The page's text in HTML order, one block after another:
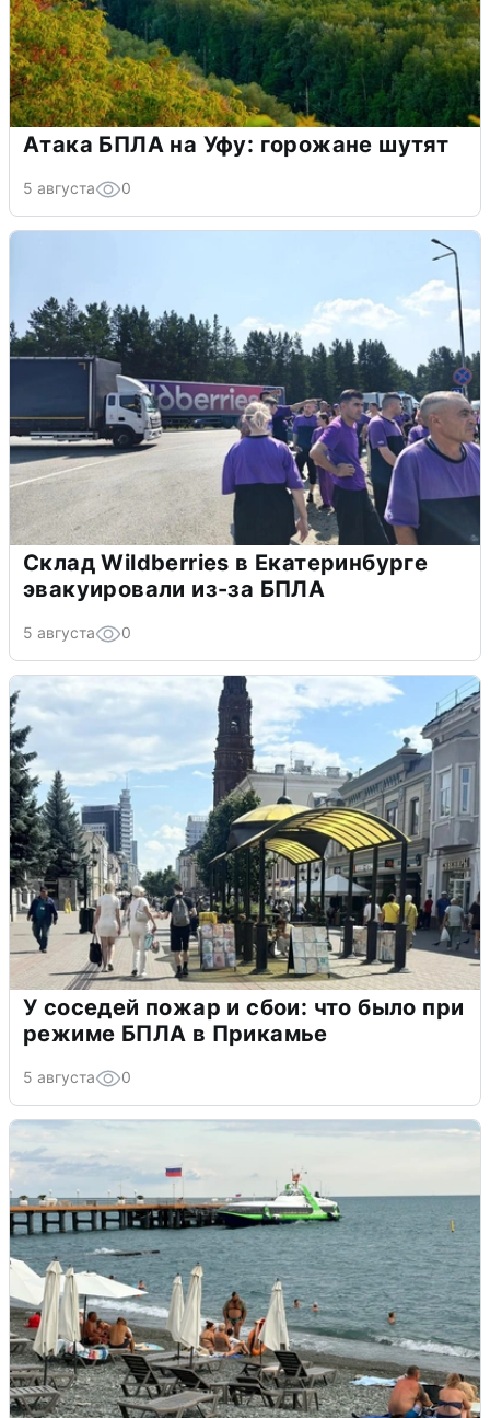
Атака БПЛА на Уфу: горожане шутят
5 августа 0
Склад Wildberries в Екатеринбурге
эвакуировали из-за БПЛА
5 августа 0
У соседей пожар и сбои: что было при
режиме БПЛА в Прикамье
5 августа 0